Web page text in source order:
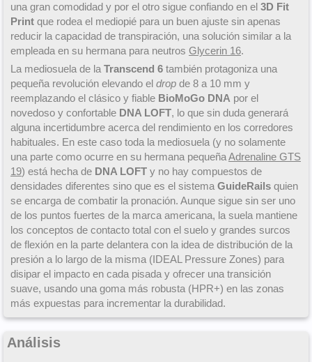
una gran comodidad y por el otro sigue confiando en el 3D Fit
Print que rodea el mediopié para un buen ajuste sin apenas
reducir la capacidad de transpiración, una solución similar a la
empleada en su hermana para neutros Glycerin 16.
La mediosuela de la Transcend 6 también protagoniza una
pequeña revolución elevando el drop de 8 a 10 mm y
reemplazando el clásico y fiable BioMoGo DNA por el
novedoso y confortable DNA LOFT, lo que sin duda generará
alguna incertidumbre acerca del rendimiento en los corredores
habituales. En este caso toda la mediosuela (y no solamente
una parte como ocurre en su hermana pequeñaAdrenaline GTS
19) está hecha de DNA LOFT y no hay compuestos de
densidades diferentes sino que es el sistema GuideRails quien
se encarga de combatir la pronación. Aunque sigue sin ser uno
de los puntos fuertes de la marca americana, la suela mantiene
los conceptos de contacto total con el suelo y grandes surcos
de flexión en la parte delantera con la idea de distribución de la
presión a lo largo de la misma (IDEAL Pressure Zones) para
disipar el impacto en cada pisada y ofrecer una transición
suave, usando una goma más robusta (HPR+) en las zonas
más expuestas para incrementar la durabilidad.
Análisis